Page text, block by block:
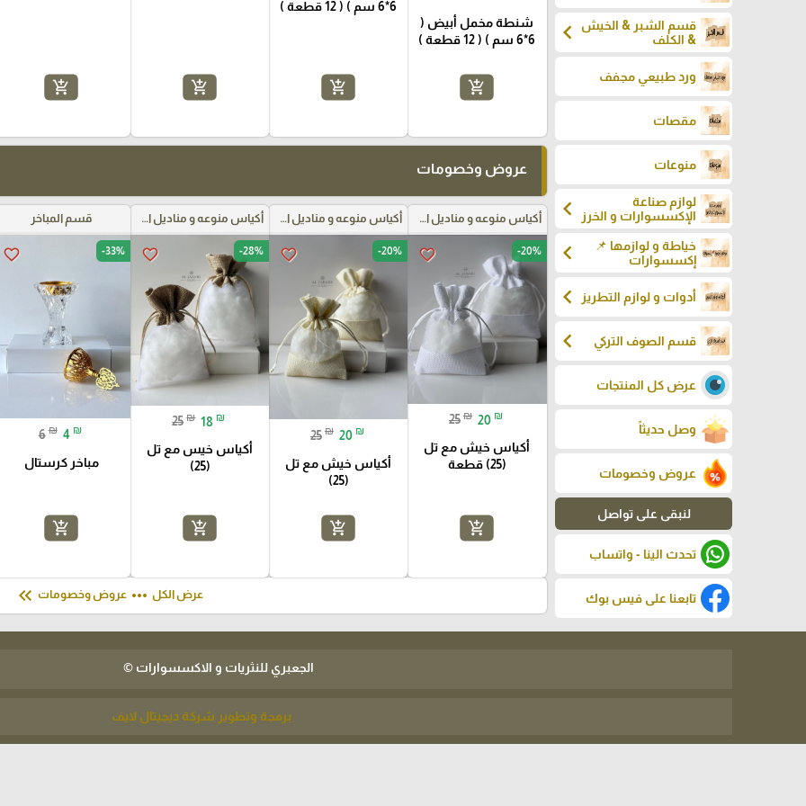
قسم الشبر & الخيش
& الكلف
chevron_left
ورد طبيعي مجفف
مقصات
منوعات
لوازم صناعة
الإكسسوارات و الخرز
chevron_left
خياطة و لوازمها 📌
إكسسوارات
chevron_left
أدوات و لوازم التطريزchevron_left
قسم الصوف التركي chevron_left
عرض كل المنتجات
وصل حديثاً
عروض وخصومات
لنبقى على تواصل
تحدث الينا - واتساب
تابعنا على فيس بوك
شنطة مخمل أبيض (
6*6 سم ) ( 12 قطعة )
add_shopping_cart
6*6 سم ) ( 12 قطعة )
add_shopping_cart
add_shopping_cart
add_shopping_cart
عروض وخصومات
أكياس منوعه و مناديل اعراس
favorite_border -20%
25 ₪ 20 ₪
أكياس خيش مع تل
(25) قطعة
add_shopping_cart
أكياس منوعه و مناديل اعراس
favorite_border -20%
25 ₪ 20 ₪
أكياس خيش مع تل
(25)
add_shopping_cart
أكياس منوعه و مناديل اعراس
favorite_border -28%
25 ₪ 18 ₪
أكياس خيس مع تل
(25)
add_shopping_cart
قسم المباخر
favorite_border -33%
6 ₪ 4 ₪
مباخر كرستال
add_shopping_cart
عرض الكل more_horiz عروض وخصومات keyboard_double_arrow_left
الجعبري للنثريات و الاكسسوارات ©
برمجة وتطوير شركة ديجيتال لايف